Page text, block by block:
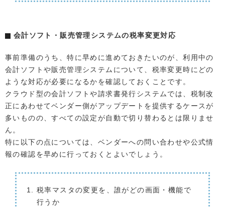
会計ソフト・販売管理システムの税率変更対応
事前準備のうち、特に早めに進めておきたいのが、利用中の
会計ソフトや販売管理システムについて、税率変更時にどの
ような対応が必要になるかを確認しておくことです。
クラウド型の会計ソフトや請求書発行システムでは、税制改
正にあわせてベンダー側がアップデートを提供するケースが
多いものの、すべての設定が自動で切り替わるとは限りませ
ん。
特に以下の点については、ベンダーへの問い合わせや公式情
報の確認を早めに行っておくとよいでしょう。
税率マスタの変更を、誰がどの画面・機能で
行うか